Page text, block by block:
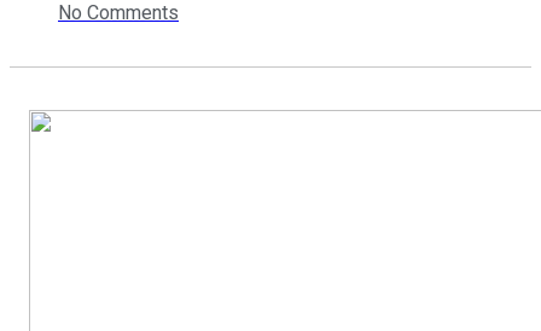
No Comments